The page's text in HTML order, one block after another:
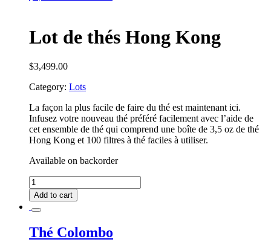
Lot de thés Hong Kong
$3,499.00
Category: Lots
La façon la plus facile de faire du thé est maintenant ici.
Infusez votre nouveau thé préféré facilement avec l’aide de
cet ensemble de thé qui comprend une boîte de 3,5 oz de thé
Hong Kong et 100 filtres à thé faciles à utiliser.
Available on backorder
Lot
de
thés
Hong
quantity
Add to cart
Thé Colombo